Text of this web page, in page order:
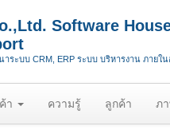
Software
ระบบ CRM, ERP ระบบ บริหารงาน ภายใ
า ความรู้ ลูกค้า ภ